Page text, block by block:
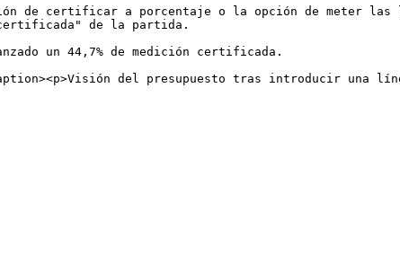
de certificar a porcentaje o la opción de meter las
de la partida.
un 44,7% de medición certificada.
del presupuesto tras introducir una